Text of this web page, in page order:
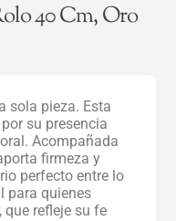
40 Cm, Oro
sola pieza. Esta
su presencia
Acompañada
firmeza y
perfecto entre lo
para quienes
que refleje su fe